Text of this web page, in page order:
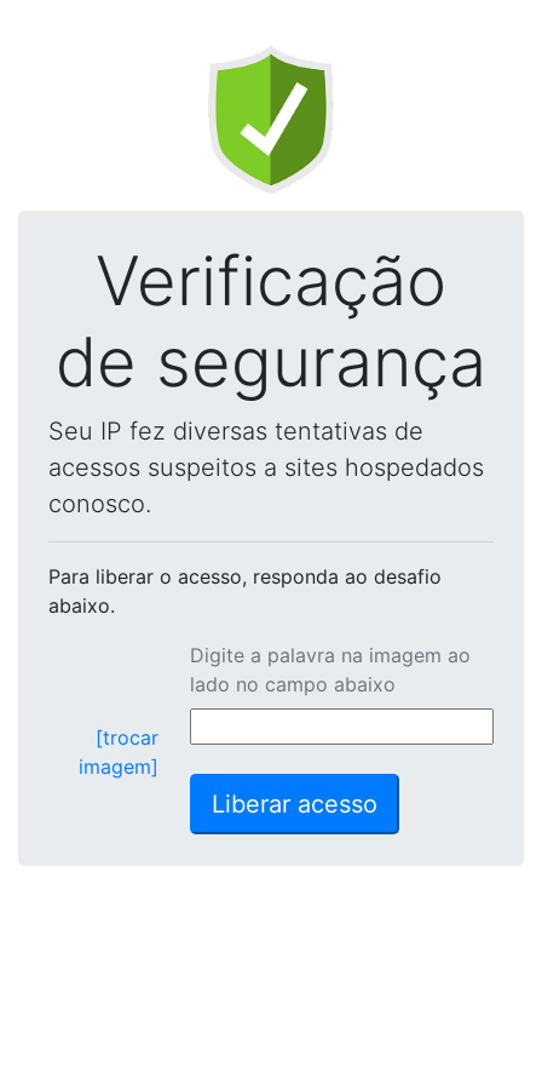
Verificação
de segurança
Seu IP fez diversas tentativas de
acessos suspeitos a sites hospedados
conosco.
Para liberar o acesso, responda ao desafio
abaixo.
[trocar
imagem]
Digite a palavra na imagem ao
lado no campo abaixo